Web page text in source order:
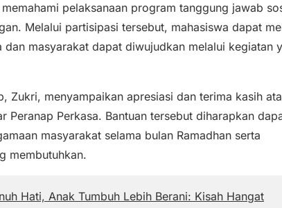
pelaksanaan program tanggung jawab
Melalui partisipasi tersebut, mahasiswa dapat
dan masyarakat dapat diwujudkan melalui kegiatan
Zukri, menyampaikan apresiasi dan terima kasih
Peranap Perkasa. Bantuan tersebut diharapkan
masyarakat selama bulan Ramadhan serta
membutuhkan.
Hati, Anak Tumbuh Lebih Berani: Kisah Hangat